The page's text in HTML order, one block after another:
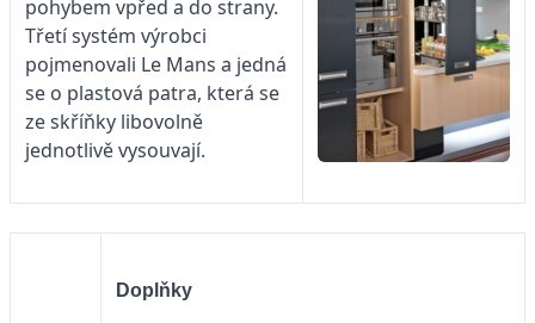
pohybem vpřed a do strany.
Třetí systém výrobci
pojmenovali Le Mans a jedná
se o plastová patra, která se
ze skříňky libovolně
jednotlivě vysouvají.
Doplňky